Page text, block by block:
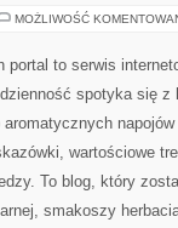
MOŻLIWOŚĆ
portal to serwis
spotyka się z
aromatycznych
wartościowe
To blog, który
smakoszy